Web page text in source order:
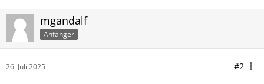
mgandalf
Anfänger
26. Juli 2025 #2